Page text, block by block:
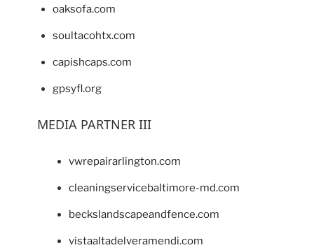
oaksofa.com
soultacohtx.com
capishcaps.com
gpsyfl.org
MEDIA PARTNER III
vwrepairarlington.com
cleaningservicebaltimore-md.com
beckslandscapeandfence.com
vistaaltadelveramendi.com